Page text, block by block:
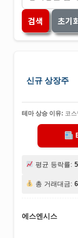
검색 초기
신규 상장주
테마 상승 이유: 코
평균 등락률:
총 거래대금:
에스엔시스